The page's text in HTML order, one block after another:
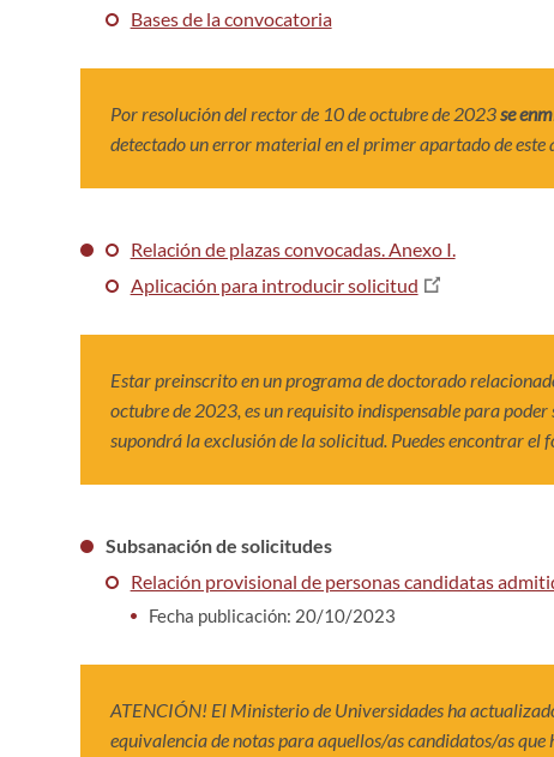
Bases de la convocatoria
Por resolución del rector de 10 de octubre de 2023se
detectado un error material en el primer apartado de este
Relación de plazas convocadas. Anexo I.
Aplicación para introducir solicitud
Estar preinscrito en un programa de doctorado
octubre de 2023, es un requisito indispensable para
supondrá la exclusión de la solicitud. Puedes encontrar
Subsanación de solicitudes
Relación provisional de personas candidatas
Fecha publicación: 20/10/2023
ATENCIÓN! El Ministerio de Universidades ha
equivalencia de notas para aquellos/as candidatos/as